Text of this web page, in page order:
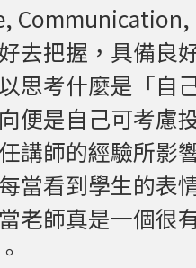
去把握，具備良
思考什麼是「自
便是自己可考慮
講師的經驗所影
當看到學生的表
老師真是一個很